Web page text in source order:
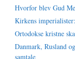
Hvorfor blev Gud
Kirkens
Ortodokse kristne
Danmark, Rusland
samtale